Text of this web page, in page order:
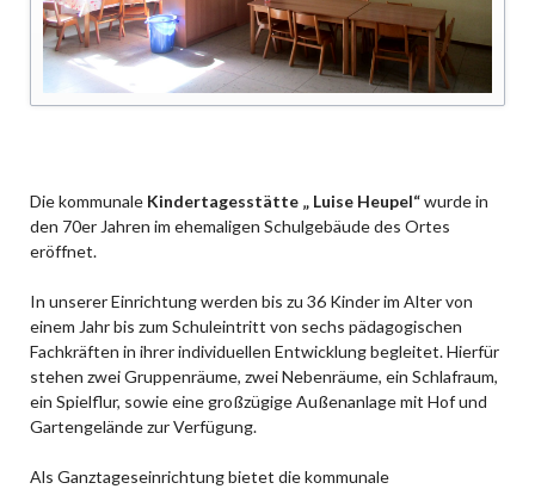
Die kommunale Kindertagesstätte „ Luise Heupel“wurde in
den 70er Jahren im ehemaligen Schulgebäude des Ortes
eröffnet.
In unserer Einrichtung werden bis zu 36 Kinder im Alter von
einem Jahr bis zum Schuleintritt von sechs pädagogischen
Fachkräften in ihrer individuellen Entwicklung begleitet. Hierfür
stehen zwei Gruppenräume, zwei Nebenräume, ein Schlafraum,
ein Spielflur, sowie eine großzügige Außenanlage mit Hof und
Gartengelände zur Verfügung.
Als Ganztageseinrichtung bietet die kommunale